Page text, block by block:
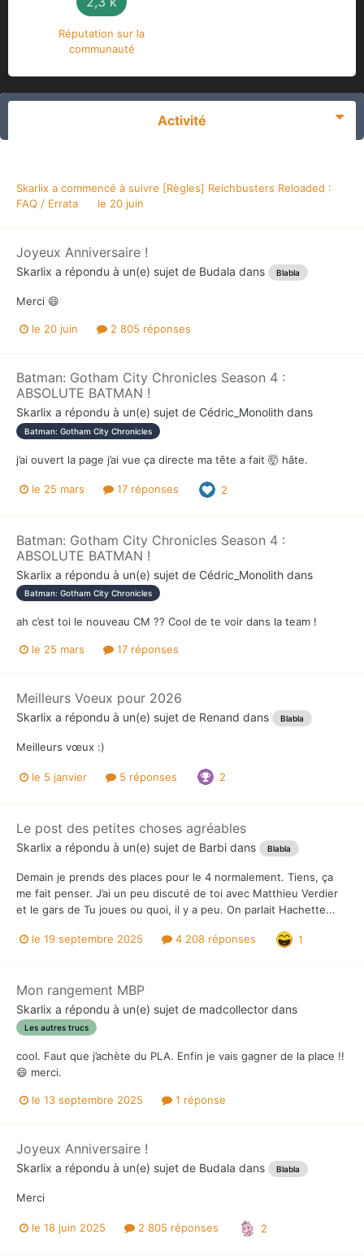
Réputation sur la
communauté
Activité
Skarlix a commencé à suivre [Règles] Reichbusters Reloaded :
FAQ / Errata
le 20 juin
Joyeux Anniversaire !
Skarlix a répondu à un(e) sujet de Budala dans Blabla
Merci 😄
le 20 juin 2 805 réponses
Batman: Gotham City Chronicles Season 4 :
ABSOLUTE BATMAN !
Skarlix a répondu à un(e) sujet de Cédric_Monolith dans
Batman: Gotham City Chronicles
j’ai ouvert la page j’ai vue ça directe ma tête a fait 🤯 hâte.
le 25 mars 17 réponses 2
Batman: Gotham City Chronicles Season 4 :
ABSOLUTE BATMAN !
Skarlix a répondu à un(e) sujet de Cédric_Monolith dans
Batman: Gotham City Chronicles
ah c’est toi le nouveau CM ?? Cool de te voir dans la team !
le 25 mars 17 réponses
Meilleurs Voeux pour 2026
Skarlix a répondu à un(e) sujet de Renand dans Blabla
Meilleurs vœux :)
le 5 janvier 5 réponses 2
Le post des petites choses agréables
Skarlix a répondu à un(e) sujet de Barbi dans Blabla
Demain je prends des places pour le 4 normalement. Tiens, ça
me fait penser. J’ai un peu discuté de toi avec Matthieu Verdier
et le gars de Tu joues ou quoi, il y a peu. On parlait Hachette...
le 19 septembre 2025 4 208 réponses 1
Mon rangement MBP
Skarlix a répondu à un(e) sujet de madcollector dans
Les autres trucs
cool. Faut que j’achète du PLA. Enfin je vais gagner de la place !!
😄 merci.
le 13 septembre 2025 1 réponse
Joyeux Anniversaire !
Skarlix a répondu à un(e) sujet de Budala dans Blabla
Merci
le 18 juin 2025 2 805 réponses 2